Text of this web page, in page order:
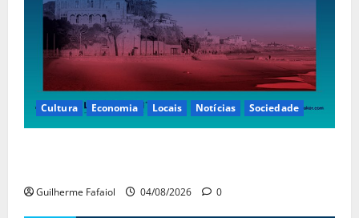
Cultura Economia Locais Notícias Sociedade
Guilherme Fafaiol 04/08/2026 0